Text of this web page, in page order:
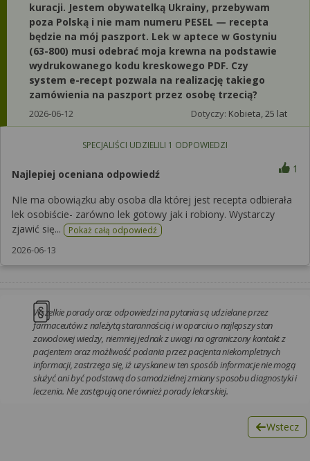
kuracji. ​Jestem obywatelką Ukrainy, przebywam
poza Polską i nie mam numeru PESEL — recepta
będzie na mój paszport. Lek w aptece w Gostyniu
(63-800) musi odebrać moja krewna na podstawie
wydrukowanego kodu kreskowego PDF. ​Czy
system e-recept pozwala na realizację takiego
zamówienia na paszport przez osobę trzecią?
2026-06-12 Dotyczy: Kobieta, 25 lat
SPECJALIŚCI UDZIELILI 1 ODPOWIEDZI
Najlepiej oceniana odpowiedź 1
NIe ma obowiązku aby osoba dla której jest recepta odbierała
lek osobiście- zarówno lek gotowy jak i robiony. Wystarczy
zjawić się...
Pokaż całą odpowiedź
2026-06-13
Wszelkie porady oraz odpowiedzi na pytania są udzielane przez
farmaceutów z należytą starannością i w oparciu o najlepszy stan
zawodowej wiedzy, niemniej jednak z uwagi na ograniczony kontakt z
pacjentem oraz możliwość podania przez pacjenta niekompletnych
informacji, zastrzega się, iż uzyskane w ten sposób informacje nie mogą
służyć ani być podstawą do samodzielnej zmiany sposobu diagnostyki i
leczenia. Nie zastępują one również porady lekarskiej.
Wstecz